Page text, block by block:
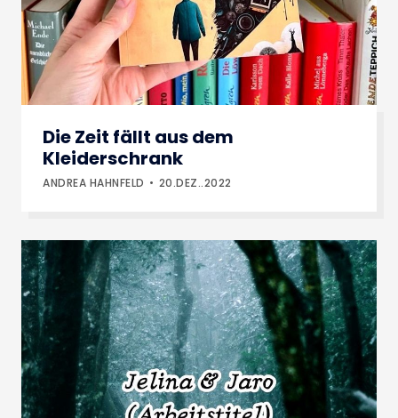
Die Zeit fällt aus dem
Kleiderschrank
ANDREA HAHNFELD 20.DEZ..2022